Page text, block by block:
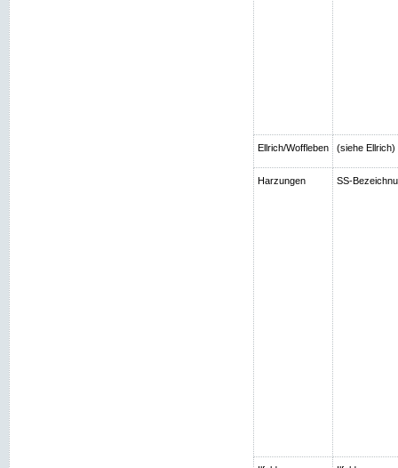
Ellrich/Woffleben (siehe Ellrich)
Harzungen SS-